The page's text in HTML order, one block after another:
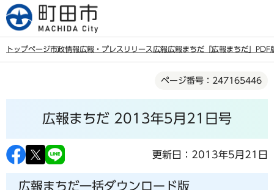
こ
の
す
トップページ市政情報広報・プレスリリース 広報広報まちだ 「広報まちだ」PDF
ら
ページ番号：247165446
広報まちだ 2013年5月21日号
更新日：2013年5月21日
広報まちだ一括ダウンロード版